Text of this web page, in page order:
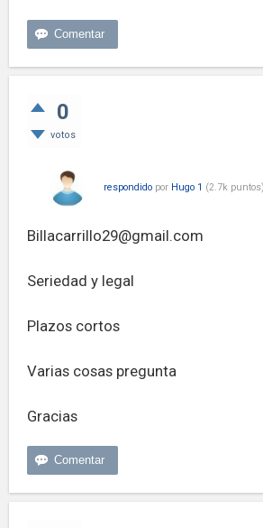
0
votos
respondido por Hugo 1 (2.7k puntos)
Billacarrillo29@gmail.com
Seriedad y legal
Plazos cortos
Varias cosas pregunta
Gracias